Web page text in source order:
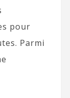
pour
Parmi